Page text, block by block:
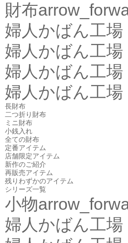
財布
婦人かばん工場
婦人かばん工場
婦人かばん工場
婦人かばん工場
長財布
二つ折り財布
ミニ財布
小銭入れ
全ての財布
定番アイテム
店舗限定アイテム
新作のご紹介
再販売アイテム
残りわずかのアイテム
シリーズ一覧
小物
婦人かばん工場